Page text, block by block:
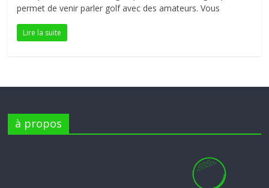
petite
balle
blanche
permet de venir parler golf avec des amateurs. Vous
Lire la suite
à propos